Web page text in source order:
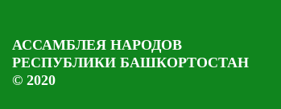
АССАМБЛЕЯ НАРОДОВ
РЕСПУБЛИКИ БАШКОРТОСТАН
© 2020